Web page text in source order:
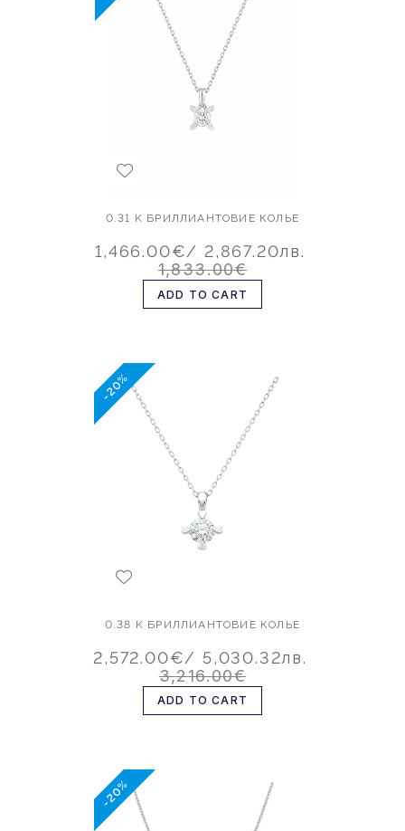
0.31 K БРИЛЛИАНТОВИЕ КОЛЬЕ
1,466.00€/ 2,867.20лв.
1,833.00€
ADD TO CART
-20%
0.38 K БРИЛЛИАНТОВИЕ КОЛЬЕ
2,572.00€/ 5,030.32лв.
3,216.00€
ADD TO CART
-20%